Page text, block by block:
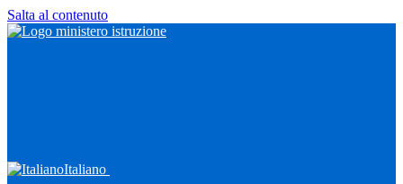
Salta al contenuto
Italiano